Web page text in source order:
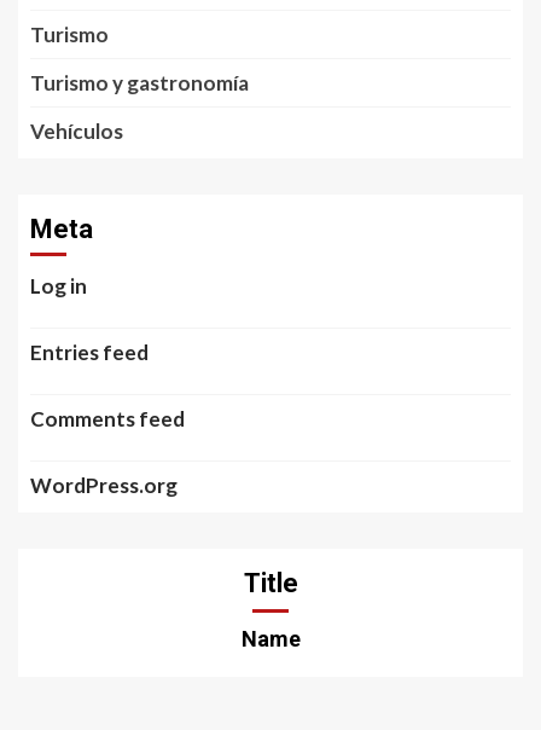
Turismo
Turismo y gastronomía
Vehículos
Meta
Log in
Entries feed
Comments feed
WordPress.org
Title
Name